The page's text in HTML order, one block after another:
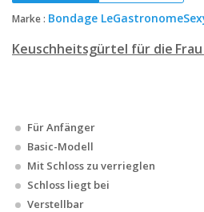
Marke : Bondage
Keuschheitsgürtel für die
Für Anfänger
Basic-Modell
Mit Schloss zu verrieglen
Schloss liegt bei
Verstellbar